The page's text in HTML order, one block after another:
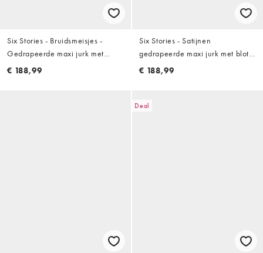
Six Stories - Bruidsmeisjes -
Gedrapeerde maxi jurk met
stretch en blote schouders in
€ 188,99
Six Stories - Satijnen
gedrapeerde maxi jurk met blote
schouder in wit
€ 188,99
Deal